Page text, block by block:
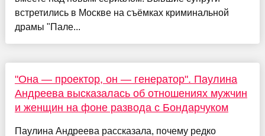
встретились в Москве на съёмках криминальной
драмы "Пале...
"Она — проектор, он — генератор". Паулина
Андреева высказалась об отношениях мужчин
и женщин на фоне развода с Бондарчуком
Паулина Андреева рассказала, почему редко